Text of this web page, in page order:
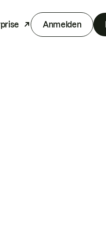
Anmelden